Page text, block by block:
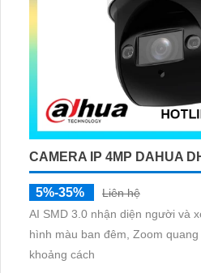
CAMERA IP 4MP DAHUA
5%-35%
Liên hệ
AI SMD 3.0 nhận diện người và
hình màu ban đêm, Zoom
khoảng cách